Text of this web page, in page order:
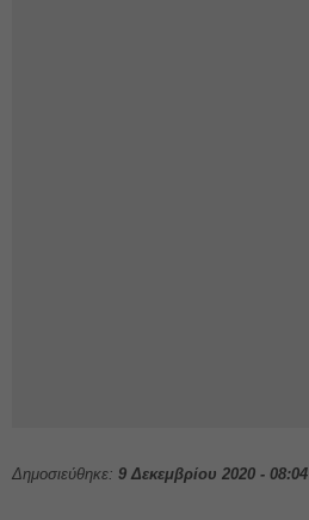
Δημοσιεύθηκε: 9 Δεκεμβρίου 2020 - 08:04